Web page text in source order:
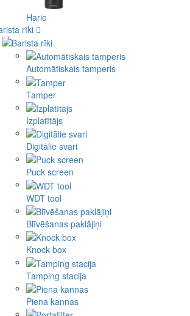
Hario
rīki
Automātiskais tamperis
Tamper
Izplatītājs
Digitālie svari
Puck screen
WDT tool
Blīvēšanas paklājiņi
Knock box
Tamping stacija
Piena kannas